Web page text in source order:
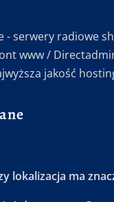
- serwery radiowe
www /
jakość
lokalizacja ma